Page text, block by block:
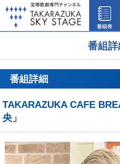
番組詳
番組詳細
TAKARAZUKA CAFE
央」